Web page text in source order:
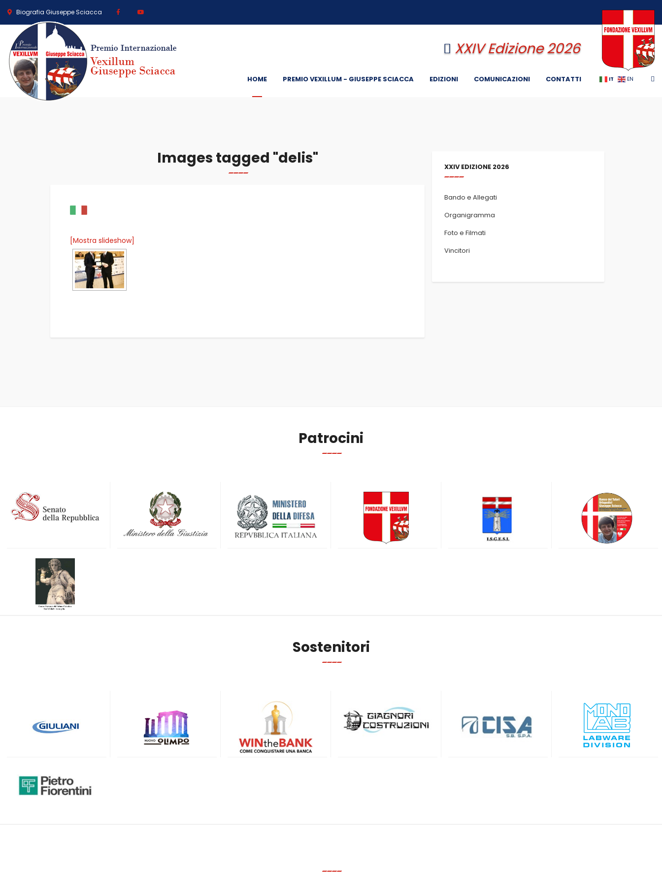
Biografia Giuseppe Sciacca
XXIV Edizione 2026
HOME PREMIO VEXILLUM - GIUSEPPE SCIACCA EDIZIONI COMUNICAZIONI CONTATTI EN
IT
Images tagged "delis"
[Mostra slideshow]
XXIV EDIZIONE 2026
Bando e Allegati
Organigramma
Foto e Filmati
Vincitori
Patrocini
Sostenitori